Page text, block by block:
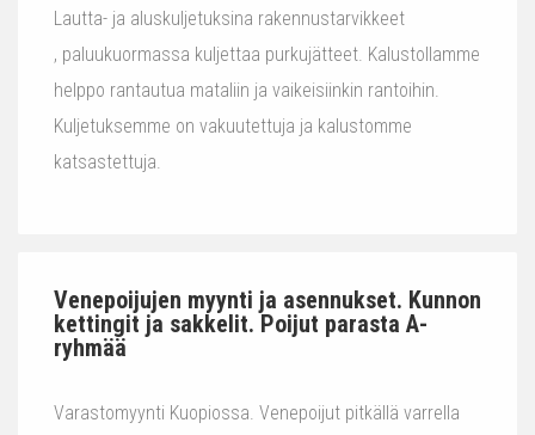
Lautta- ja aluskuljetuksina rakennustarvikkeet
, paluukuormassa kuljettaa purkujätteet. Kalustollamme
helppo rantautua mataliin ja vaikeisiinkin rantoihin.
Kuljetuksemme on vakuutettuja ja kalustomme
katsastettuja.
Venepoijujen myynti ja asennukset. Kunnon
kettingit ja sakkelit. Poijut parasta A-
ryhmää
Varastomyynti Kuopiossa. Venepoijut pitkällä varrella